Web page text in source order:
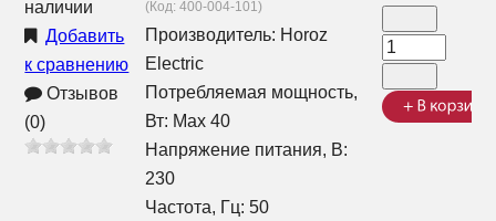
наличии
Добавить
к сравнению
Отзывов
(0)
(Код:400-004-101)
Производитель: Horoz
Electric
Потребляемая мощность,
Вт: Max 40
Напряжение питания, В:
230
Частота, Гц: 50